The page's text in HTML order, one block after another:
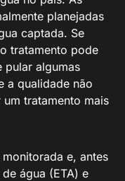
planejadas
captada. Se
tratamento pode
pular algumas
a qualidade não
tratamento mais
e, antes
água (ETA) e